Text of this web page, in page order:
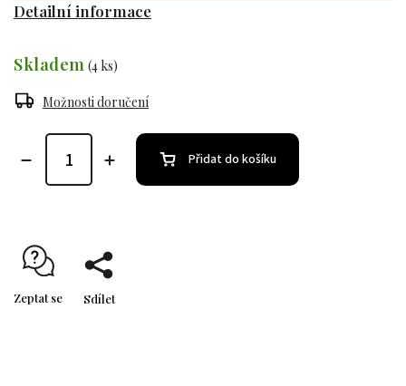
Detailní informace
Skladem (4 ks)
Možnosti doručení
Přidat do košíku
Zeptat se Sdílet